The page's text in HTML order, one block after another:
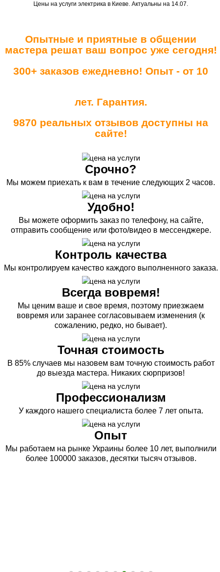
Цены на услуги электрика в Киеве. Актуальны на 14.07.
Опытные и приятные в общении
мастера решат ваш вопрос уже сегодня!
300+ заказов ежедневно! Опыт - от 10
лет. Гарантия.
9870 реальных отзывов доступны на
сайте!
Срочно?
Мы можем приехать к вам в течение следующих 2 часов.
Удобно!
Вы можете оформить заказ по телефону, на сайте,
отправить сообщение или фото/видео в мессенджере.
Контроль качества
Мы контролируем качество каждого выполненного заказа.
Всегда вовремя!
Мы ценим ваше и свое время, поэтому приезжаем
вовремя или заранее согласовываем изменения (к
сожалению, редко, но бывает).
Точная стоимость
В 85% случаев мы назовем вам точную стоимость работ
до выезда мастера. Никаких сюрпризов!
Профессионализм
У каждого нашего специалиста более 7 лет опыта.
Опыт
Мы работаем на рынке Украины более 10 лет, выполнили
более 100000 заказов, десятки тысяч отзывов.